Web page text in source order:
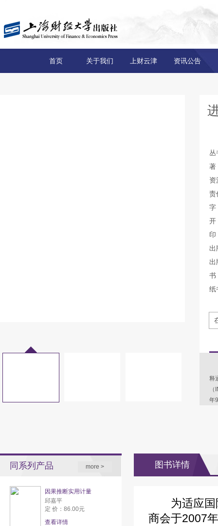
首页 关于我们 上财云津 资讯公告
丛
著
资
责
出
出
纸
释
年
同系列产品 more >
因果推断实用计量
邱嘉平
定 价：86.00元
查看详情
图书详情
为适应国际
商会于2007